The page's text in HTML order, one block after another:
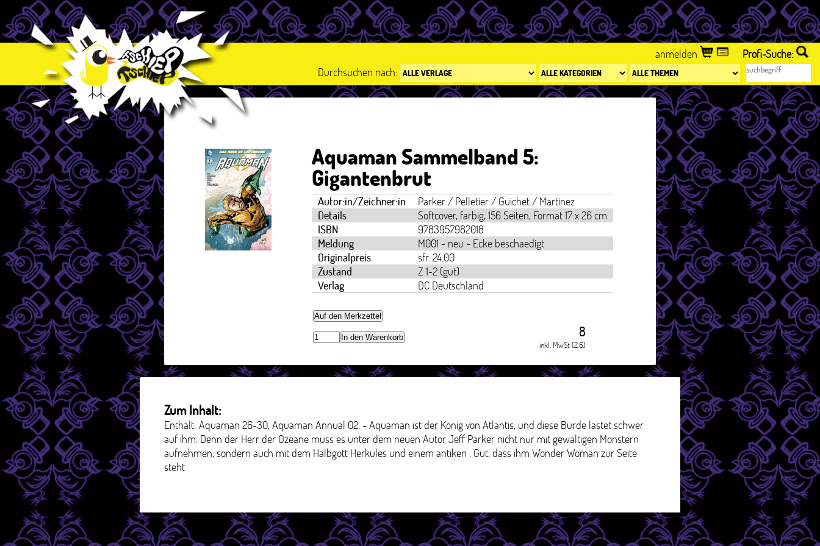
anmelden
Profi-Suche:
Durchsuchen nach:
Aquaman Sammelband 5:
Gigantenbrut
Autor:in/Zeichner:in
Parker / Pelletier / Guichet / Martinez
Details
Softcover, farbig, 156 Seiten, Format 17 x 26 cm
ISBN
9783957982018
Meldung
M001 - neu - Ecke beschaedigt
Originalpreis
sfr. 24.00
Zustand
Z 1-2 (gut)
Verlag
DC Deutschland
Auf den Merkzettel
In den Warenkorb 8
inkl. MwSt (2.6)
Zum Inhalt:
Enthält: Aquaman 26-30, Aquaman Annual 02. - Aquaman ist der König von Atlantis, und diese Bürde lastet schwer
auf ihm. Denn der Herr der Ozeane muss es unter dem neuen Autor Jeff Parker nicht nur mit gewaltigen Monstern
aufnehmen, sondern auch mit dem Halbgott Herkules und einem antiken . Gut, dass ihm Wonder Woman zur Seite
steht